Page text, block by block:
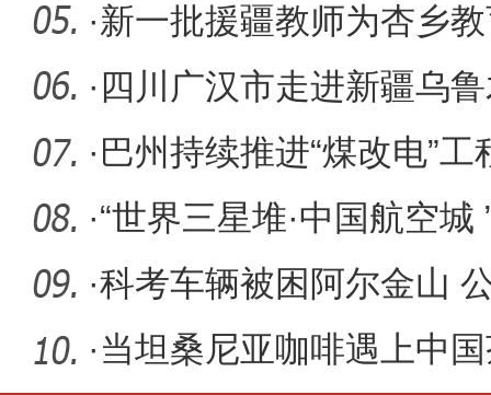
效应”
·新一批援疆教师为杏乡
· 四川广汉市走进新疆乌
营销推介
·巴州持续推进“煤改电”
户村
·“世界三星堆·中国航空
营销
·科考车辆被困阿尔金山
险
·当坦桑尼亚咖啡遇上中